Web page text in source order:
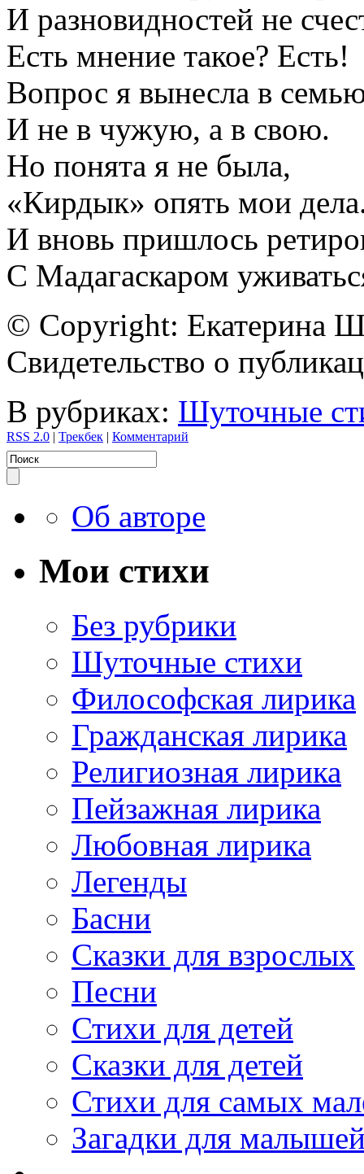
И разновидностей не
Есть мнение такое? Есть!
Вопрос я вынесла в
И не в чужую, а в свою.
Но понята я не была,
«Кирдык» опять мои
И вновь пришлось
С Мадагаскаром
© Copyright: Екатерина
Свидетельство о
В рубриках: Шуточные
RSS 2.0 | Трекбек | Комментарий
Об авторе
Мои стихи
Без рубрики
Шуточные стихи
Философская лирика
Гражданская лирика
Религиозная лирика
Пейзажная лирика
Любовная лирика
Легенды
Басни
Сказки для взрослых
Песни
Стихи для детей
Сказки для детей
Стихи для самых
Загадки для